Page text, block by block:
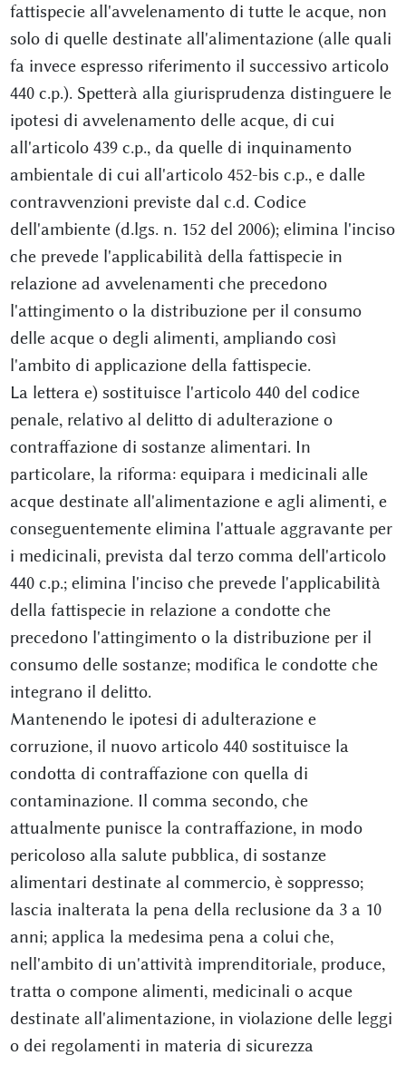
fattispecie all'avvelenamento di tutte le acque, non
solo di quelle destinate all'alimentazione (alle quali
fa invece espresso riferimento il successivo articolo
440 c.p.). Spetterà alla giurisprudenza distinguere le
ipotesi di avvelenamento delle acque, di cui
all'articolo 439 c.p., da quelle di inquinamento
ambientale di cui all'articolo 452-bis c.p., e dalle
contravvenzioni previste dal c.d. Codice
dell'ambiente (d.lgs. n. 152 del 2006); elimina l'inciso
che prevede l'applicabilità della fattispecie in
relazione ad avvelenamenti che precedono
l'attingimento o la distribuzione per il consumo
delle acque o degli alimenti, ampliando così
l'ambito di applicazione della fattispecie.
La lettera e) sostituisce l'articolo 440 del codice
penale, relativo al delitto di adulterazione o
contraffazione di sostanze alimentari. In
particolare, la riforma: equipara i medicinali alle
acque destinate all'alimentazione e agli alimenti, e
conseguentemente elimina l'attuale aggravante per
i medicinali, prevista dal terzo comma dell'articolo
440 c.p.; elimina l'inciso che prevede l'applicabilità
della fattispecie in relazione a condotte che
precedono l'attingimento o la distribuzione per il
consumo delle sostanze; modifica le condotte che
integrano il delitto.
Mantenendo le ipotesi di adulterazione e
corruzione, il nuovo articolo 440 sostituisce la
condotta di contraffazione con quella di
contaminazione. Il comma secondo, che
attualmente punisce la contraffazione, in modo
pericoloso alla salute pubblica, di sostanze
alimentari destinate al commercio, è soppresso;
lascia inalterata la pena della reclusione da 3 a 10
anni; applica la medesima pena a colui che,
nell'ambito di un'attività imprenditoriale, produce,
tratta o compone alimenti, medicinali o acque
destinate all'alimentazione, in violazione delle leggi
o dei regolamenti in materia di sicurezza